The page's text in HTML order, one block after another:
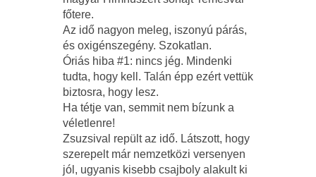
főtere.
Az idő nagyon meleg, iszonyú párás,
és oxigénszegény. Szokatlan.
Óriás hiba #1: nincs jég. Mindenki
tudta, hogy kell. Talán épp ezért vettük
biztosra, hogy lesz.
Ha tétje van, semmit nem bízunk a
véletlenre!
Zsuzsival repült az idő. Látszott, hogy
szerepelt már nemzetközi versenyen
jól, ugyanis kisebb csajboly alakult ki